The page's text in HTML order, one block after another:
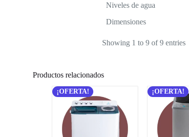
Niveles de agua
Dimensiones
Showing 1 to 9 of 9 entries
Productos relacionados
¡OFERTA! ¡OFERTA!